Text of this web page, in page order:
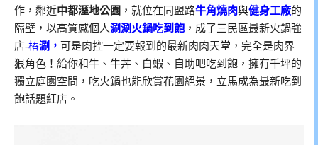
作，鄰近中都溼地公園 ，就位在同盟路牛角燒肉與健身工廠的
隔壁，以高質感個人涮涮火鍋吃到飽 ，成了三民區最新火鍋強
店-樁涮， 可是肉控一定要報到的最新肉肉天堂，完全是肉界
狠角色！給你和牛、牛丼、白蝦、自助吧吃到飽，擁有千坪的
獨立庭園空間，吃火鍋也能欣賞花園絕景，立馬成為最新吃到
飽話題紅店。